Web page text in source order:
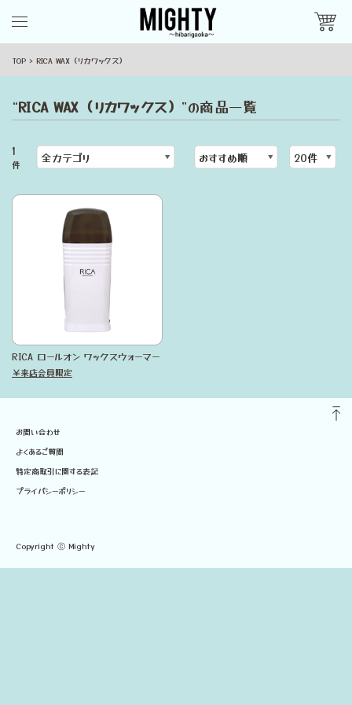
TOP RICA WAX（リカワックス）
“RICA WAX（リカワックス） ”の商品一覧
1
件
RICA ロールオン ワックスウォーマー
￥来店会員限定
お問い合わせ
よくあるご質問
特定商取引に関する表記
プライバシーポリシー
Copyright ⓒ Mighty